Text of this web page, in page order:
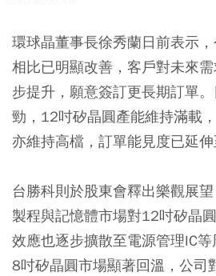
環球晶董事長徐秀蘭日前表示
相比已明顯改善，客戶對未來
步提升，願意簽訂更長期訂單
勁，12吋矽晶圓產能維持滿載
亦維持高檔，訂單能見度已延伸
台勝科則於股東會釋出樂觀展
製程與記憶體市場對12吋矽晶
效應也逐步擴散至電源管理IC
8吋矽晶圓市場顯著回溫，公司